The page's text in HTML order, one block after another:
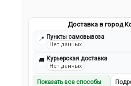
Доставка в город
📍 Пункты самовывоза
Нет данных
🚚 Курьерская доставка
Нет данных
Показать все способы